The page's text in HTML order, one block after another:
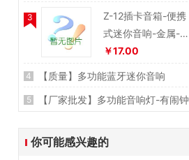
3
Z-12插卡音箱-便携
式迷你音响-金属-m
p3播放器
￥17.00
4 【质量】多功能蓝牙迷你音响
5
【厂家批发】多功能音响灯-有闹钟
￥300.00
你可能感兴趣的